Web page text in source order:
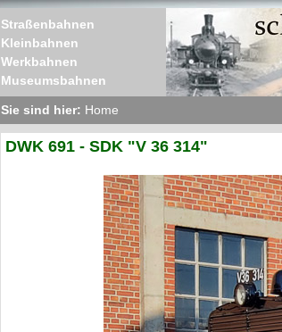
Straßenbahnen
Kleinbahnen
Werkbahnen
Museumsbahnen
Sie sind hier: Home
DWK 691 - SDK "V 36 314"